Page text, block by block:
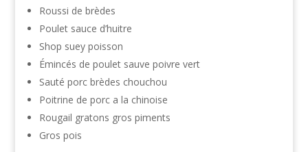
Roussi de brèdes
Poulet sauce d’huitre
Shop suey poisson
Émincés de poulet sauve poivre vert
Sauté porc brèdes chouchou
Poitrine de porc a la chinoise
Rougail gratons gros piments
Gros pois